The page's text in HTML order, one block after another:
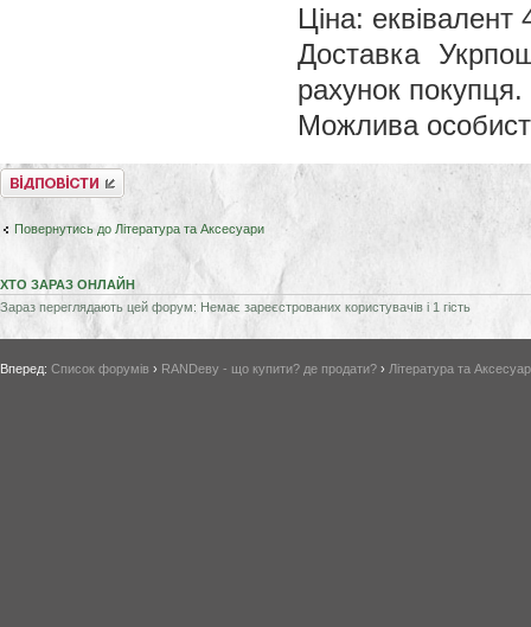
Ціна:
Доставка
рахунок покупця.
Можлива
Відповісти
Повернутись до Література та Аксесуари
ХТО ЗАРАЗ ОНЛАЙН
Зараз переглядають цей форум: Немає зареєстрованих користувачів і 1 гість
Вперед: Список форумів › RANDеву - що купити? де продати? › Література та